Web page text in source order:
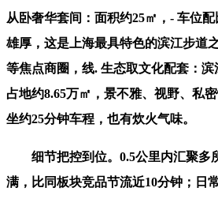
从卧奢华套间：面积约25㎡，- 车位
雄厚，这是上海最具特色的滨江步道
等焦点商圈，线. 生态取文化配套：
占地约8.65万㎡，景不雅、视野、私
坐约25分钟车程，也有炊火气味。
细节把控到位。0.5公里内汇聚多
满，比同板块竞品节流近10分钟；日